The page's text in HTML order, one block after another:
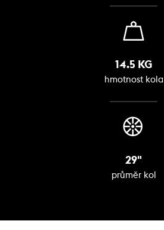
14.5 KG
hmotnost kola
29"
průměr kol